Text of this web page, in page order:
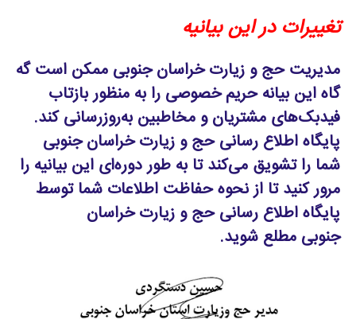
تغییرات در این بیانیه
مدیریت حج و زیارت خراسان جنوبی ممکن است گه
گاه این بیانه حریم خصوصی را به منظور بازتاب
فیدبک‌های مشتریان و مخاطبین به‌روزرسانی کند.
پایگاه اطلاع رسانی حج و زیارت خراسان جنوبی
شما را تشویق می‌کند تا به طور دوره‌ای این بیانیه را
مرور کنید تا از نحوه حفاظت اطلاعات شما توسط
پایگاه اطلاع رسانی حج و زیارت خراسان
جنوبی مطلع شوید.